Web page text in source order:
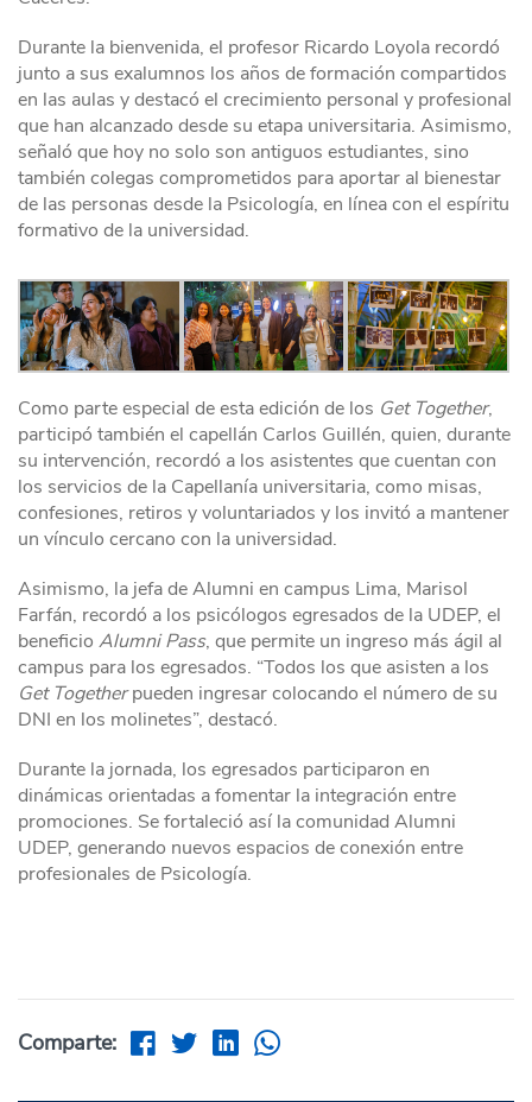
Durante la bienvenida, el profesor Ricardo Loyola recordó
junto a sus exalumnos los años de formación compartidos
en las aulas y destacó el crecimiento personal y profesional
que han alcanzado desde su etapa universitaria. Asimismo,
señaló que hoy no solo son antiguos estudiantes, sino
también colegas comprometidos para aportar al bienestar
de las personas desde la Psicología, en línea con el espíritu
formativo de la universidad.
Como parte especial de esta edición de los Get Together,
participó también el capellán Carlos Guillén, quien, durante
su intervención, recordó a los asistentes que cuentan con
los servicios de la Capellanía universitaria, como misas,
confesiones, retiros y voluntariados y los invitó a mantener
un vínculo cercano con la universidad.
Asimismo, la jefa de Alumni en campus Lima, Marisol
Farfán, recordó a los psicólogos egresados de la UDEP, el
beneficio Alumni Pass, que permite un ingreso más ágil al
campus para los egresados. “Todos los que asisten a los
Get Togetherpueden ingresar colocando el número de su
DNI en los molinetes”, destacó.
Durante la jornada, los egresados participaron en
dinámicas orientadas a fomentar la integración entre
promociones. Se fortaleció así la comunidad Alumni
UDEP, generando nuevos espacios de conexión entre
profesionales de Psicología.
Comparte: